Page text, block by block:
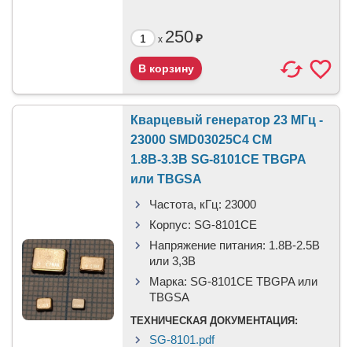
x 250₽
Кварцевый генератор 23 МГц -
23000 SMD03025C4 CM
1.8В-3.3В SG-8101CE TBGPA
или TBGSA
Частота, кГц: 23000
Корпус: SG-8101CE
Напряжение питания: 1.8В-2.5B
или 3,3B
Марка: SG-8101CE TBGPA или
TBGSA
ТЕХНИЧЕСКАЯ ДОКУМЕНТАЦИЯ:
SG-8101.pdf